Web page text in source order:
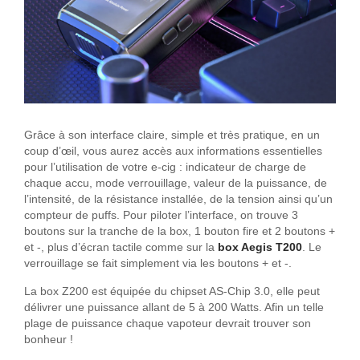
Grâce à son interface claire, simple et très pratique, en un
coup d’œil, vous aurez accès aux informations essentielles
pour l’utilisation de votre e-cig : indicateur de charge de
chaque accu, mode verrouillage, valeur de la puissance, de
l’intensité, de la résistance installée, de la tension ainsi qu’un
compteur de puffs. Pour piloter l’interface, on trouve 3
boutons sur la tranche de la box, 1 bouton fire et 2 boutons +
et -, plus d’écran tactile comme sur la box Aegis T200 . Le
verrouillage se fait simplement via les boutons + et -.
La box Z200 est équipée du chipset AS-Chip 3.0, elle peut
délivrer une puissance allant de 5 à 200 Watts. Afin un telle
plage de puissance chaque vapoteur devrait trouver son
bonheur !